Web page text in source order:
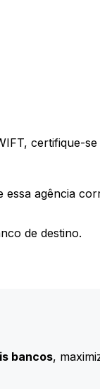
certifique-se
agência
de destino.
bancos,